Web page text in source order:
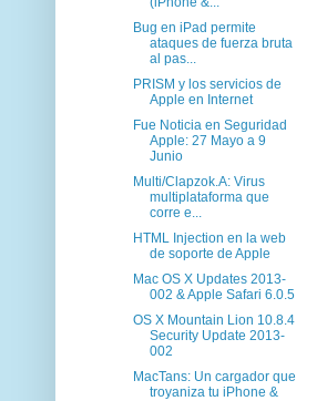
Bug en iPad permite
ataques de fuerza bruta
al pas...
PRISM y los servicios de
Apple en Internet
Fue Noticia en Seguridad
Apple: 27 Mayo a 9
Junio
Multi/Clapzok.A: Virus
multiplataforma que
corre e...
HTML Injection en la web
de soporte de Apple
Mac OS X Updates 2013-
002 & Apple Safari 6.0.5
OS X Mountain Lion 10.8.4
Security Update 2013-
002
MacTans: Un cargador que
troyaniza tu iPhone &